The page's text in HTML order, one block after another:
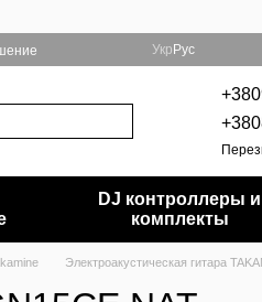
Укр Рус
DJ контроллеры и
комплекты
Электроакустическая гитара